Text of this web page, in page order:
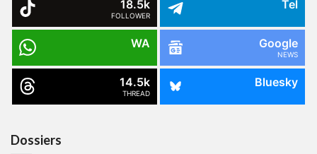
18.5k
FOLLOWER
Tel
WA Google
NEWS
14.5k
THREAD
Bluesky
Dossiers